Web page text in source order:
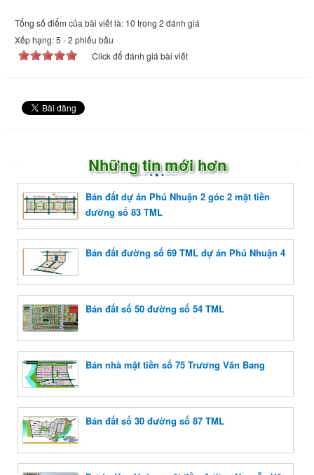
Tổng số điểm của bài viết là: 10 trong 2 đánh giá
Xếp hạng:5 -2 phiếu bầu
Click để đánh giá bài viết
Những tin mới hơn
Bán đất dự án Phú Nhuận 2 góc 2 mặt tiền
đường số 83 TML
Bán đất đường số 69 TML dự án Phú Nhuận 4
Bán đất số 50 đường số 54 TML
Bán nhà mặt tiền số 75 Trương Văn Bang
Bán đất số 30 đường số 87 TML